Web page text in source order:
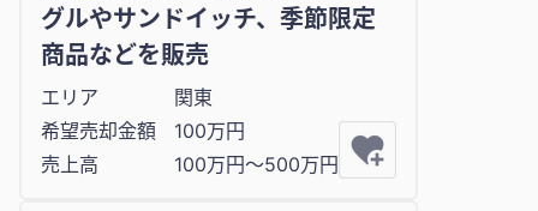
グルやサンドイッチ、季節限定
商品などを販売
エリア
関東
希望売却金額
100万円
売上高
100万円〜500万円